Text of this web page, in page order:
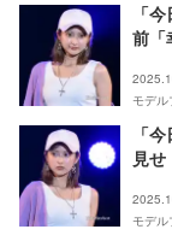
「
前「
モデル
「
見
モデル